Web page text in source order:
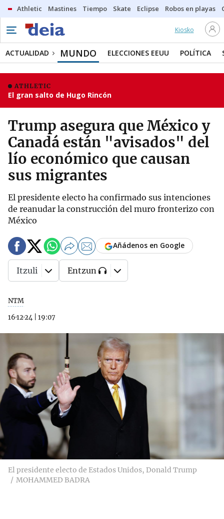
Athletic Mastines Tiempo Skate Eclipse Robos en playas
Kiosko
ACTUALIDAD MUNDO ELECCIONES EEUU POLÍTICA
ATHLETIC
El gran salto de Hugo Rincón
Trump asegura que México y
Canadá están "avisados" del
lío económico que causan
sus migrantes
El presidente electo ha confirmado sus intenciones
de reanudar la construcción del muro fronterizo con
México
NTM
16·12·24
19:07
Añádenos en Google
Itzuli Entzun
El presidente electo de Estados Unidos, Donald Trump
MOHAMMED BADRA